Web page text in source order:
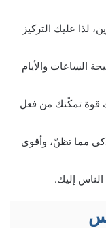
لذا عليك التركيز
الساعات والأيام
قوة تمكّنك من فعل
مما تظنّ، وأقوى
إليك.